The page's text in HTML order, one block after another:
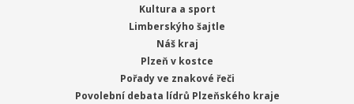
Kultura a sport
Limberskýho šajtle
Náš kraj
Plzeň v kostce
Pořady ve znakové řeči
Povolební debata lídrů Plzeňského kraje